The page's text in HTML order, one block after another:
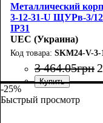
Металлический
3-12-31-U ЩУРв-3/
IP31
UEC (Украина)
SKM24-V-3-
3 464.05грн
Тип изделия
Монтаж
Материал
Количество модулей
Дверца
Высота
Ширина
Глубина
Пылевлагозащита
-25%
Быстрый просмотр